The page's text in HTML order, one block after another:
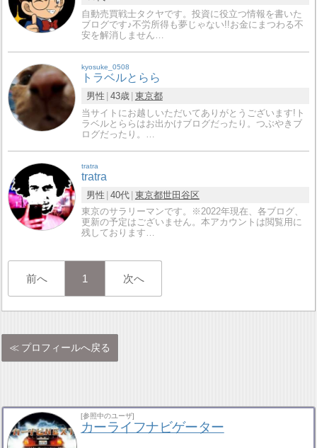
自動売買戦士タクヤです。投資に役立つ情報を書いた
ブログです♪不労所得も夢じゃない!!お金にまつわる不
安を解消しません…
kyosuke_0508
トラベルとらら
男性 43歳 東京都
当サイトにお越しいただいてありがとうございます!ト
ラベルとららはお出かけブログだったり。つぶやきブ
ログだったり。…
tratra
tratra
男性 40代 東京都世田谷区
東京のサラリーマンです。※2022年現在、各ブログ、
更新の予定はございません。本アカウントは閲覧用に
残しております…
前へ 1 次へ
プロフィールへ戻る
[参照中のユーザ]
カーライフナビゲーター